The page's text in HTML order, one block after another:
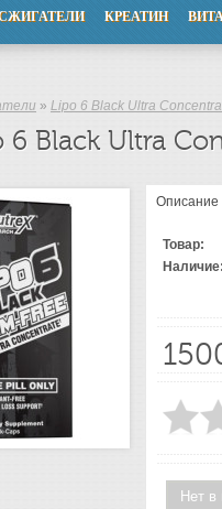
КРЕАТИН
» Lipo 6 Black Ultra
6 Black Ultra
Описание
Товар:
Наличие:
Нет в